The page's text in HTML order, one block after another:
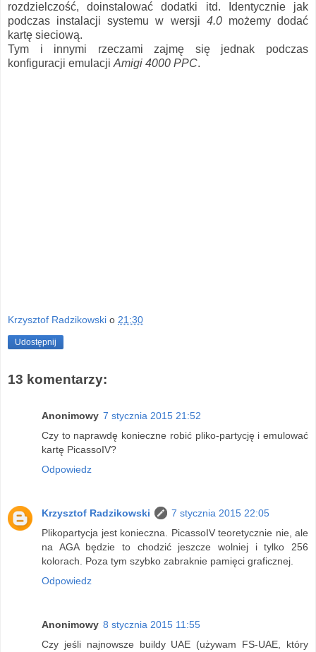
rozdzielczość, doinstalować dodatki itd. Identycznie jak
podczas instalacji systemu w wersji 4.0możemy dodać
kartę sieciową.
Tym i innymi rzeczami zajmę się jednak podczas
konfiguracji emulacji Amigi 4000 PPC.
Krzysztof Radzikowski o 21:30
Udostępnij
13 komentarzy:
Anonimowy 7 stycznia 2015 21:52
Czy to naprawdę konieczne robić pliko-partycję i emulować
kartę PicassoIV?
Odpowiedz
Krzysztof Radzikowski
7 stycznia 2015 22:05
Plikopartycja jest konieczna. PicassoIV teoretycznie nie, ale
na AGA będzie to chodzić jeszcze wolniej i tylko 256
kolorach. Poza tym szybko zabraknie pamięci graficznej.
Odpowiedz
Anonimowy 8 stycznia 2015 11:55
Czy jeśli najnowsze buildy UAE (używam FS-UAE, który